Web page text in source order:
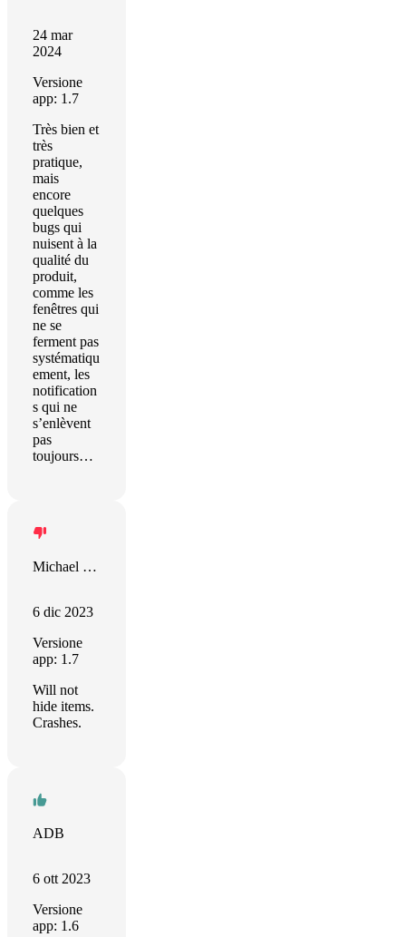
24 mar
2024
Versione
app: 1.7
Très bien et
très
pratique,
mais
encore
quelques
bugs qui
nuisent à la
qualité du
produit,
comme les
fenêtres qui
ne se
ferment pas
systématiqu
ement, les
notification
s qui ne
s’enlèvent
pas
toujours…
Michael Dugan
6 dic 2023
Versione
app: 1.7
Will not
hide items.
Crashes.
ADB
6 ott 2023
Versione
app: 1.6